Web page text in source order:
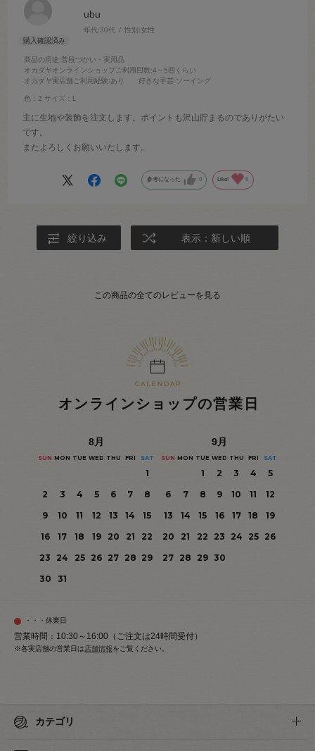
ubu
年代:30代 性別:女性
商品の用途:普段づかい・実用品
オカダヤオンラインショップご利用回数:4～5回くらい
オカダヤ実店舗ご利用経験:あり 好きな手芸:ソーイング
色：2 サイズ：L
主に生地や装飾を注文します。ポイントも沢山貯まるのでありがたい
です。
またよろしくお願いいたします。
参考になった 0 Like! 0
絞り込み 表示：新しい順
この商品の全てのレビューを見る
オンラインショップの営業日
8月
SUN MON TUE WED THU FRI SAT
1
2
3 4 5 6 7
8
9
10 11 12 13 14
15
16
17 18 19 20 21
22
23
24 25 26 27 28 29
30
31
9月
SUN MON TUE WED THU FRI SAT
1 2 3 4
5
6
7 8 9 10 11
12
13
14 15 16 17 18
19
20
21 22 23 24 25
26
27 28 29 30
・・・休業日
営業時間：10:30～16:00（ご注文は24時間受付）
※各実店舗の営業日は店舗情報をご覧ください。
カテゴリ